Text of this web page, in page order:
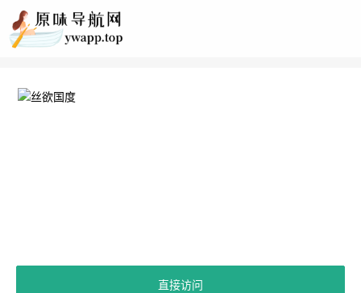
直接访问